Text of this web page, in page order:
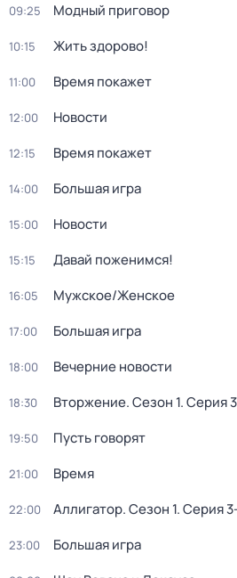
09:25 Модный приговор
10:15 Жить здорово!
11:00 Время покажет
12:00 Новости
12:15 Время покажет
14:00 Большая игра
15:00 Новости
15:15 Давай поженимся!
16:05 Мужское/Женское
17:00 Большая игра
18:00 Вечерние новости
18:30 Вторжение. Сезон 1. Серия
19:50 Пусть говорят
21:00 Время
22:00 Аллигатор. Сезон 1. Серия
23:00 Большая игра